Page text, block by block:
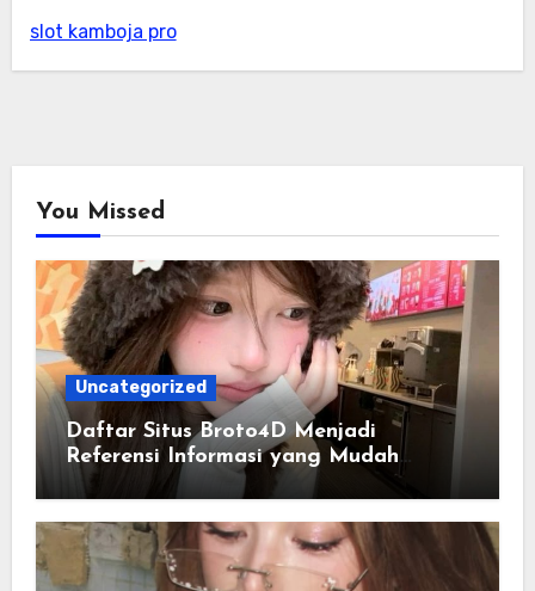
slot kamboja pro
You Missed
Uncategorized
Daftar Situs Broto4D Menjadi
Referensi Informasi yang Mudah
Diakses Setiap Hari